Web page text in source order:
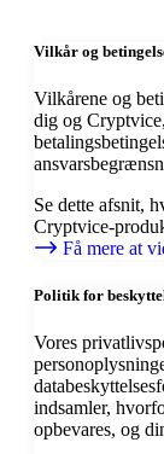
Vilkår og
Vilkårene og
dig og
Se dette afsnit,
Cryptvice-
Få mere at
Politik for
Vores
indsamler,
opbevares, og